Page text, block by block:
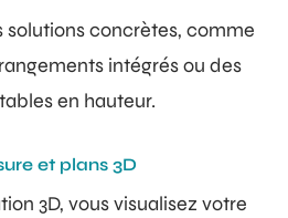
solutions concrètes, comme
intégrés ou des
en hauteur.
et plans 3D
3D, vous visualisez votre